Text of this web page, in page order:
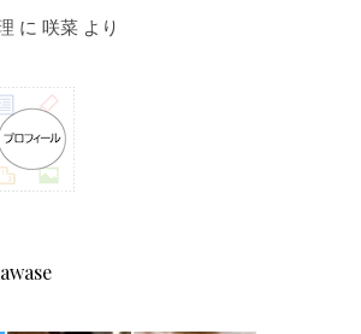
に 咲菜 より